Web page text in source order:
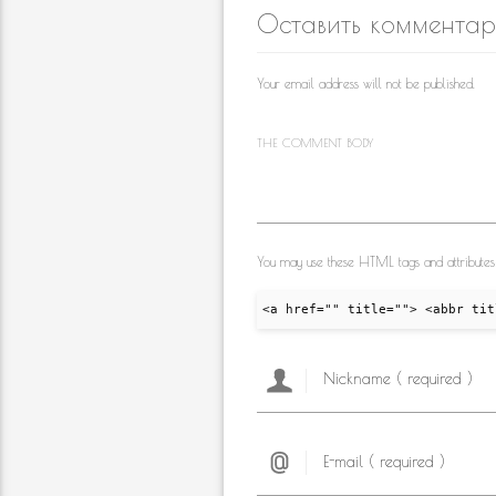
as
s
ki
o
k
m
Оставить
Your email address will not be published.
THE COMMENT BODY
You may use these HTML tags and attributes:
<a href="" title=""> <abbr